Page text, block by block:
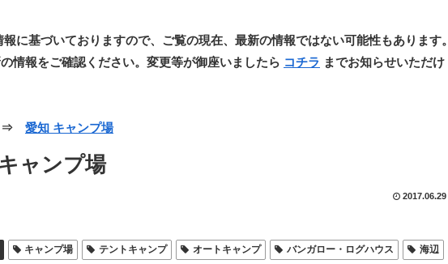
に基づいておりますので、ご覧の現在、最新の情報ではない可能性もあります。
情報をご確認ください。変更等が御座いましたら コチラ までお知らせいただけ
⇒ 愛知 キャンプ場
ャンプ場
2017.06.29
キャンプ場 テントキャンプ オートキャンプ バンガロー・ログハウス
海辺